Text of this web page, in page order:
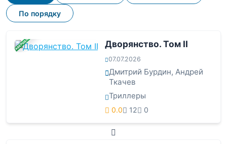
По порядку
ЗАВЕРШЕНА Дворянство. Том II
07.07.2026
Дмитрий Бурдин, Андрей
Ткачев
Триллеры
0.0 12 0